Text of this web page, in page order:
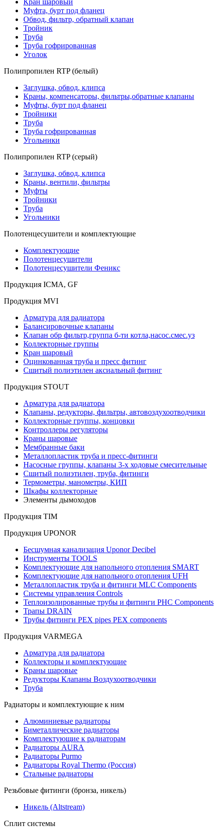
Муфта, бурт под фланец
Обвод, фильтр, обратный клапан
Тройник
Труба
Труба гофрированная
Уголок
Полипропилен RTP (белый)
Заглушка, обвод, клипса
Краны, компенсаторы, фильтры,обратные клапаны
Муфты, бурт под фланец
Тройники
Труба
Труба гофрированная
Угольники
Полипропилен RTP (серый)
Заглушка, обвод, клипса
Краны, вентили, фильтры
Муфты
Тройники
Труба
Угольники
Полотенцесушители и комплектующие
Комплектующие
Полотенцесушители
Полотенцесушители Феникс
Продукция ICMA, GF
Продукция MVI
Арматура для радиатора
Балансировочные клапаны
Клапан обр фильтр,группа б-ти котла,насос.смес.уз
Коллекторные группы
Кран шаровый
Оцинкованная труба и пресс фитинг
Сшитый полиэтилен аксиальный фитинг
Продукция STOUT
Арматура для радиатора
Клапаны, редукторы, фильтры, автовоздухоотводчики
Коллекторные группы, концовки
Контроллеры регуляторы
Краны шаровые
Мембранные баки
Металлопластик труба и пресс-фитинги
Насосные группы, клапаны 3-х ходовые смесительные
Сшитый полиэтилен, труба, фитинги
Термометры, манометры, КИП
Шкафы коллекторные
Элементы дымоходов
Продукция TIM
Продукция UPONOR
Бесшумная канализация Uponor Decibel
Инструменты TOOLS
Комплектующие для напольного отопления SMART
Комплектующие для напольного отопления UFH
Металлопластик труба и фитинги MLC Components
Системы управления Controls
Теплоизолированные трубы и фитинги PHC Components
Трапы DRAIN
Трубы фитинги PEX pipes PEX components
Продукция VARMEGA
Арматура для радиатора
Коллекторы и комплектующие
Краны шаровые
Редукторы Клапаны Воздухоотводчики
Труба
Радиаторы и комплектующие к ним
Алюминиевые радиаторы
Биметаллические радиаторы
Комплектующие к радиаторам
Радиаторы AURA
Радиаторы Purmo
Радиаторы Royal Thermo (Россия)
Стальные радиаторы
Резьбовые фитинги (бронза, никель)
Никель (Altstream)
Сплит системы